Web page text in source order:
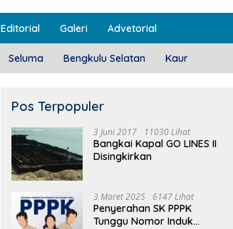
Editorial Galeri Advetorial
Seluma Bengkulu Selatan Kaur
Pos Terpopuler
3 Juni 2017 11030 Lihat
Bangkai Kapal GO LINES II
Disingkirkan
3 Maret 2025 6147 Lihat
Penyerahan SK PPPK
Tunggu Nomor Induk